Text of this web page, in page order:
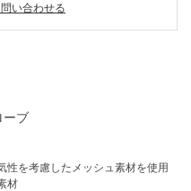
い合わせる
ーブ
性を考慮したメッシュ素材を使用
材